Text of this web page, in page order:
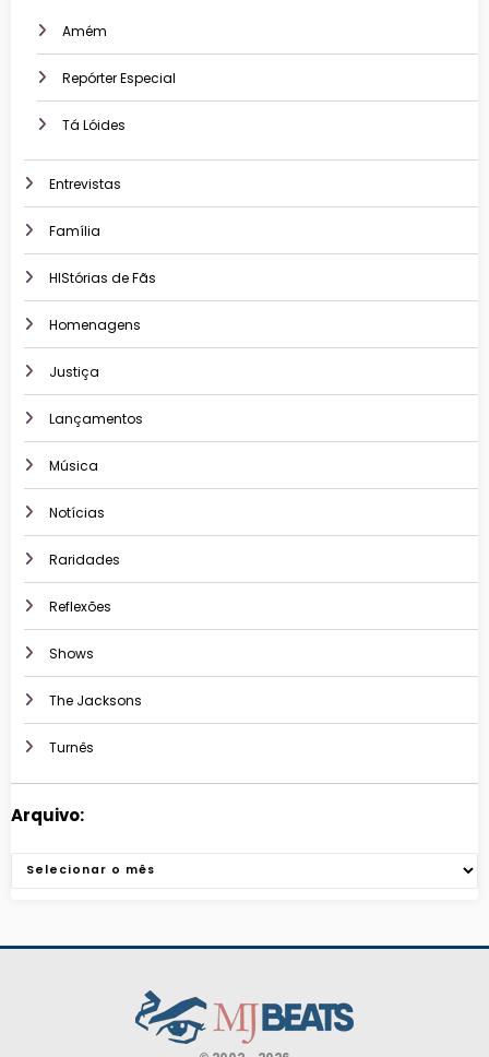
Amém
Repórter Especial
Tá Lóides
Entrevistas
Família
HIStórias de Fãs
Homenagens
Justiça
Lançamentos
Música
Notícias
Raridades
Reflexões
Shows
The Jacksons
Turnês
Arquivo:
Arquivos